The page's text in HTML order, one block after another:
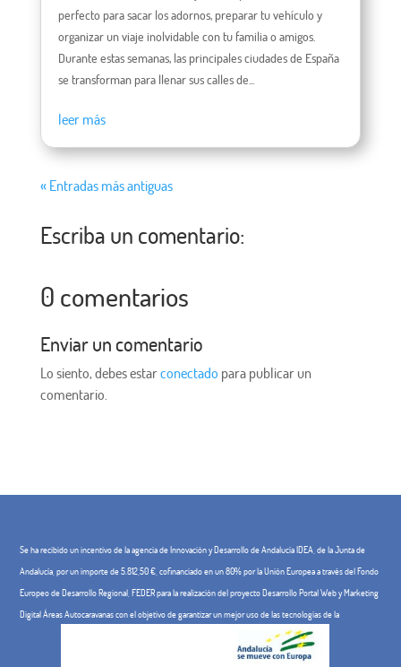
perfecto para sacar los adornos, preparar tu vehículo y
organizar un viaje inolvidable con tu familia o amigos.
Durante estas semanas, las principales ciudades de España
se transforman para llenar sus calles de...
leer más
« Entradas más antiguas
Escriba un comentario:
0 comentarios
Enviar un comentario
Lo siento, debes estarconectado para publicar un
comentario.
Se ha recibido un incentivo de la agencia de Innovación y Desarrollo de Andalucía IDEA, de la Junta de
Andalucía, por un importe de 5.812,50 €, cofinanciado en un 80% por la Unión Europea a través del Fondo
Europeo de Desarrollo Regional, FEDER para la realización del proyecto Desarrollo Portal Web y Marketing
Digital Áreas Autocaravanas con el objetivo de garantizar un mejor uso de las tecnologías de la